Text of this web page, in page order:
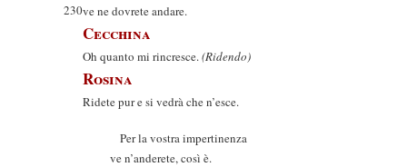
230ve ne dovrete andare.
Cecchina
Oh quanto mi rincresce.(Ridendo)
Rosina
Ridete pur e si vedrà che n’esce.
Per la vostra impertinenza
ve n’anderete, così è.